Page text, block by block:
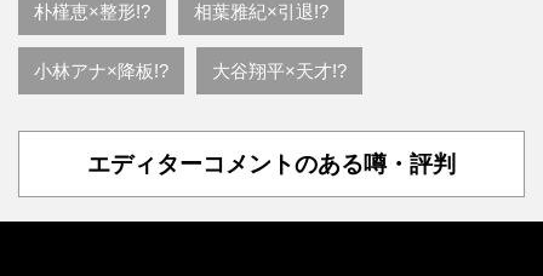
朴槿恵×整形!? 相葉雅紀×引退!?
小林アナ×降板!? 大谷翔平×天才!?
エディターコメントのある噂・評判